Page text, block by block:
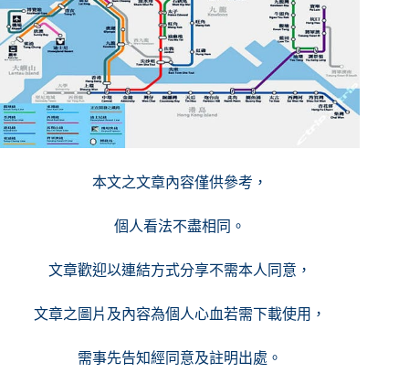
本文之文章內容僅供參考，
個人看法不盡相同。
文章歡迎以連結方式分享不需本人同意，
文章之圖片及內容為個人心血若需下載使用，
需事先告知經同意及註明出處。